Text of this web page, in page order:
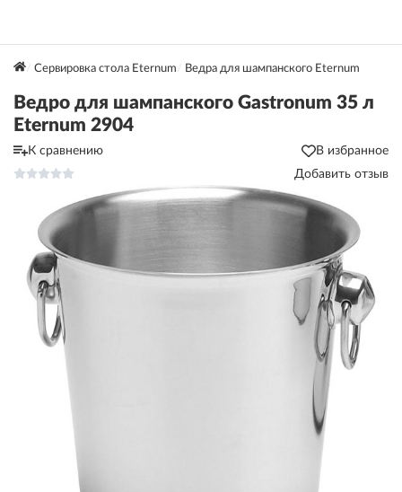
Сервировка стола Eternum Ведра для шампанского Eternum
Ведро для шампанского Gastronum 35 л
Eternum 2904
К сравнению
В избранное
Добавить отзыв